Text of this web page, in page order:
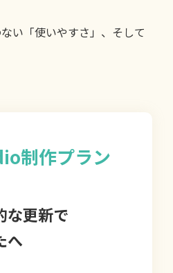
い「使いやすさ」、そして
制作プラン
な更新で
へ